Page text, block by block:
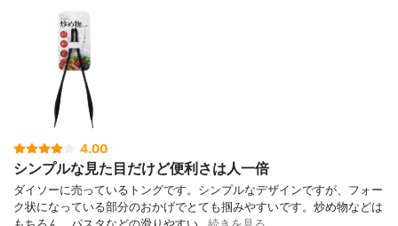
4.00
シンプルな見た目だけど便利さは人一倍
ダイソーに売っているトングです。シンプルなデザインですが、フォー
ク状になっている部分のおかげでとても掴みやすいです。炒め物などは